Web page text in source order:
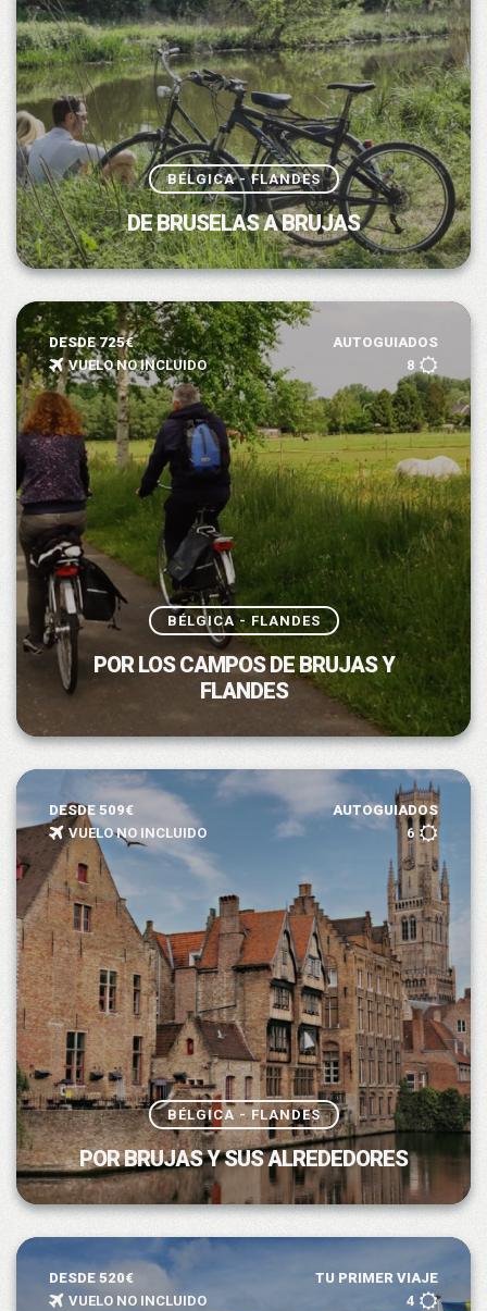
BÉLGICA - FLANDES
DE BRUSELAS A BRUJAS
DESDE 725€
AUTOGUIADOS
VUELO NO INCLUIDO
8
BÉLGICA - FLANDES
POR LOS CAMPOS DE BRUJAS Y
FLANDES
DESDE 509€
AUTOGUIADOS
VUELO NO INCLUIDO
6
BÉLGICA - FLANDES
POR BRUJAS Y SUS ALREDEDORES
DESDE 520€
TU PRIMER VIAJE
VUELO NO INCLUIDO
4